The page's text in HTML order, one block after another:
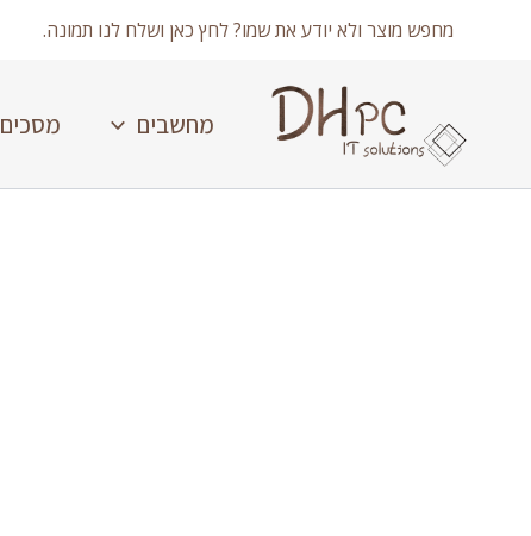
מחפש מוצר ולא יודע את שמו? לחץ כאן ושלח לנו תמונה.
מחשבים מסכים